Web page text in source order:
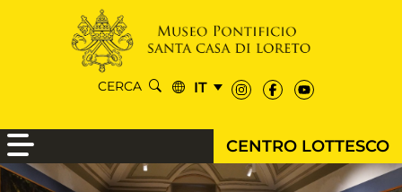
CERCA IT
CENTRO LOTTESCO